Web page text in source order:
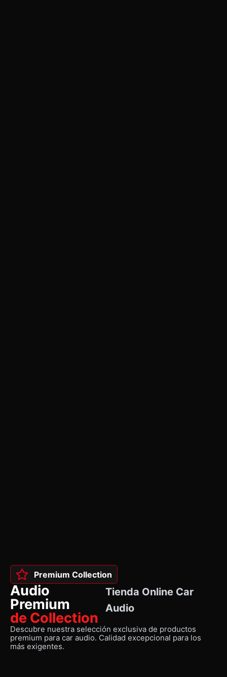
Premium Collection
Audio
Premium
de Collection
Tienda Online Car
Audio
Descubre nuestra selección exclusiva de productos
premium para car audio. Calidad excepcional para los
más exigentes.